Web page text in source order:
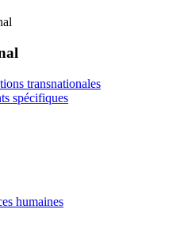
transnationales
spécifiques
humaines